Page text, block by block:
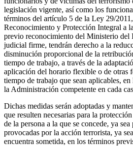
legislación vigente, así como los
términos del artículo 5 de la Ley 29/
Reconocimiento y Protección Integral a
previo reconocimiento del Ministerio del
judicial firme, tendrán derecho a la
disminución proporcional de la
tiempo de trabajo, a través de la
aplicación del horario flexible o de otras
tiempo de trabajo que sean aplicables,
la Administración competente en cada
Dichas medidas serán adoptadas y
que resulten necesarias para la
de la persona a la que se concede, ya
provocadas por la acción terrorista, ya
encuentra sometida, en los términos